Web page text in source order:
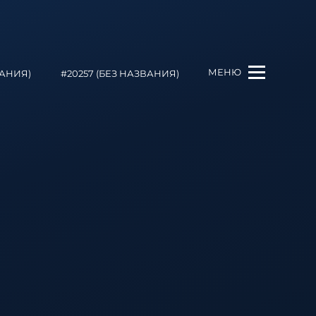
#20257 (БЕЗ НАЗВАНИЯ) МЕНЮ